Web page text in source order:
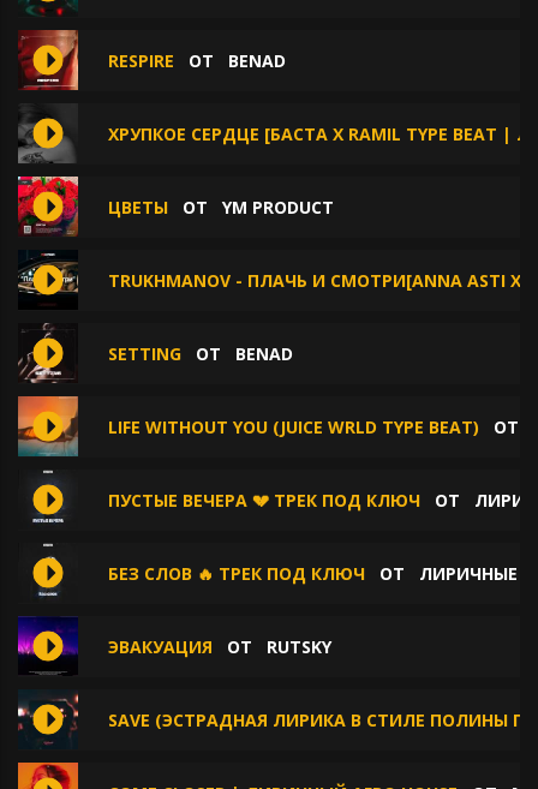
RESPIRЕ ОТ BENAD
ХРУПКОЕ СЕРДЦЕ [БАСТА Х RAMIL TYPE BEAT |
ЦВЕТЫ ОТ YM PRODUCT
TRUKHMANOV - ПЛАЧЬ И СМОТРИ[ANNA ASTI X
SETTING ОТ BENAD
LIFE WITHOUT YOU (JUICE WRLD TYPE BEAT) ОТ
ПУСТЫЕ ВЕЧЕРА 💔 ТРЕК ПОД КЛЮЧ ОТ
БЕЗ СЛОВ 🔥 ТРЕК ПОД КЛЮЧ ОТ ЛИРИЧНЫЕ
ЭВАКУАЦИЯ ОТ RUTSKY
SAVE (ЭСТРАДНАЯ ЛИРИКА В СТИЛЕ ПОЛИНЫ